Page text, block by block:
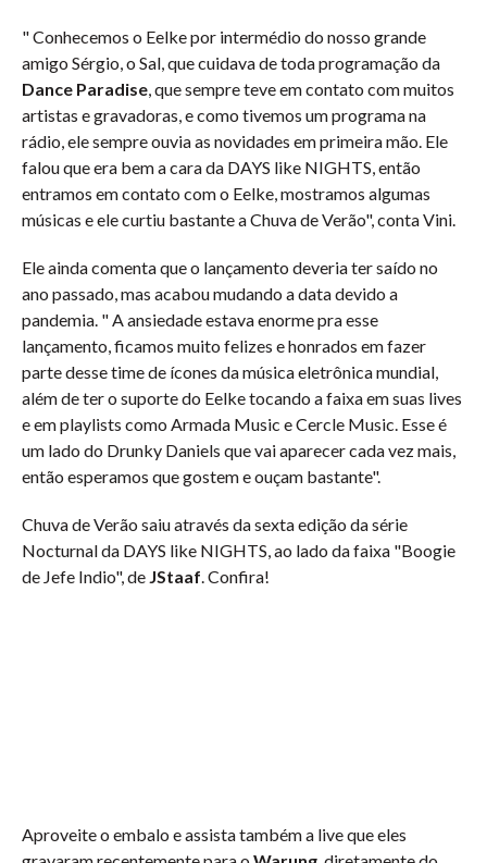
" Conhecemos o Eelke por intermédio do nosso grande
amigo Sérgio, o Sal, que cuidava de toda programação da
Dance Paradise, que sempre teve em contato com muitos
artistas e gravadoras, e como tivemos um programa na
rádio, ele sempre ouvia as novidades em primeira mão. Ele
falou que era bem a cara da DAYS like NIGHTS, então
entramos em contato com o Eelke, mostramos algumas
músicas e ele curtiu bastante a Chuva de Verão", conta Vini.
Ele ainda comenta que o lançamento deveria ter saído no
ano passado, mas acabou mudando a data devido a
pandemia. " A ansiedade estava enorme pra esse
lançamento, ficamos muito felizes e honrados em fazer
parte desse time de ícones da música eletrônica mundial,
além de ter o suporte do Eelke tocando a faixa em suas lives
e em playlists como Armada Music e Cercle Music. Esse é
um lado do Drunky Daniels que vai aparecer cada vez mais,
então esperamos que gostem e ouçam bastante".
Chuva de Verão saiu através da sexta edição da série
Nocturnal da DAYS like NIGHTS, ao lado da faixa "Boogie
de Jefe Indio", de JStaaf. Confira!
Aproveite o embalo e assista também a live que eles